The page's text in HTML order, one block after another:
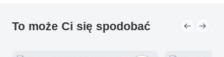
To może Ci się spodobać